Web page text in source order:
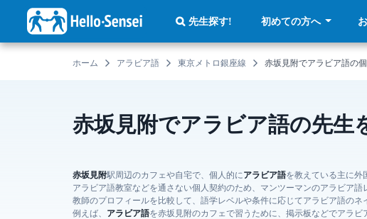
ン
先生探す! 初めての方へ
ホーム アラビア語 東京メトロ銀座線 赤坂見附でアラビア語の
赤坂見附でアラビア語の先
赤坂見附駅周辺のカフェや自宅で、個人的にアラビア語を教えている主に外
アラビア語教室などを通さない個人契約のため、マンツーマンのアラビア語
教師のプロフィールを比較して、語学レベルや条件に応じてアラビア語の
例えば、 アラビア語を赤坂見附のカフェで習うために、掲示板などでアラ